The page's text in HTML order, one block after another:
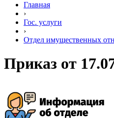
Главная
›
Гос. услуги
›
Отдел имущественных
Приказ от